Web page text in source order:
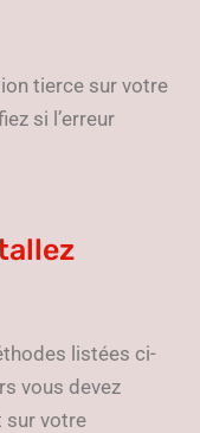
tierce sur votre
si l’erreur
listées ci-
vous devez
sur votre